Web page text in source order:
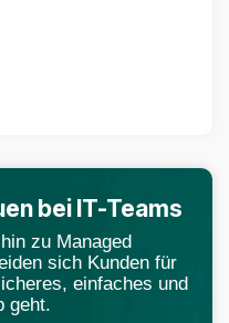
bei IT-Teams
zu Managed
sich Kunden für
einfaches und
geht.